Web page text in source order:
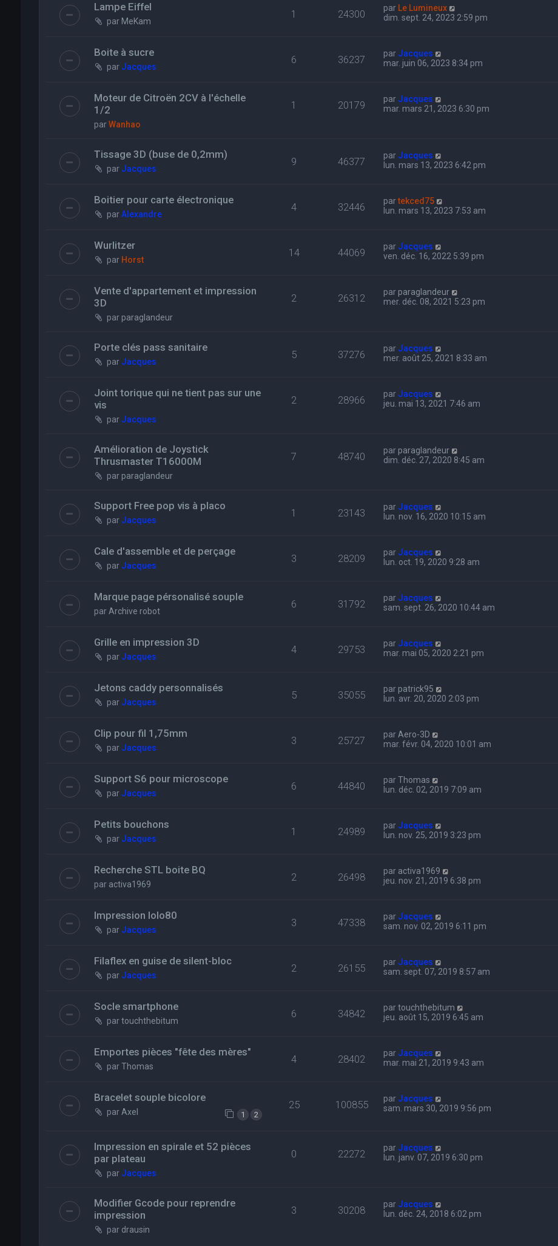
Lampe Eiffel
par MeKam
1 24300 par Le Lumineux
dim. sept. 24, 2023 2:59 pm
Boite à sucre
par Jacques
6 36237 par Jacques
mar. juin 06, 2023 8:34 pm
Moteur de Citroën 2CV à l'échelle
1/2
parWanhao
1 20179 par Jacques
mar. mars 21, 2023 6:30 pm
Tissage 3D (buse de 0,2mm)
par Jacques
9 46377 par Jacques
lun. mars 13, 2023 6:42 pm
Boitier pour carte électronique
parAlexandre
4 32446 partekced75
lun. mars 13, 2023 7:53 am
Wurlitzer
par Horst
14 44069 par Jacques
ven. déc. 16, 2022 5:39 pm
Vente d'appartement et impression
3D
par paraglandeur
2 26312 par paraglandeur
mer. déc. 08, 2021 5:23 pm
Porte clés pass sanitaire
par Jacques
5 37276 par Jacques
mer. août 25, 2021 8:33 am
Joint torique qui ne tient pas sur une
vis
par Jacques
2 28966 par Jacques
jeu. mai 13, 2021 7:46 am
Amélioration de Joystick
Thrusmaster T16000M
par paraglandeur
7 48740 par paraglandeur
dim. déc. 27, 2020 8:45 am
Support Free pop vis à placo
par Jacques
1 23143 par Jacques
lun. nov. 16, 2020 10:15 am
Cale d'assemble et de perçage
par Jacques
3 28209 par Jacques
lun. oct. 19, 2020 9:28 am
Marque page pérsonalisé souple
par Archive robot
6 31792 par Jacques
sam. sept. 26, 2020 10:44 am
Grille en impression 3D
par Jacques
4 29753 par Jacques
mar. mai 05, 2020 2:21 pm
Jetons caddy personnalisés
par Jacques
5 35055 par patrick95
lun. avr. 20, 2020 2:03 pm
Clip pour fil 1,75mm
par Jacques
3 25727 par Aero-3D
mar. févr. 04, 2020 10:01 am
Support S6 pour microscope
par Jacques
6 44840 parThomas
lun. déc. 02, 2019 7:09 am
Petits bouchons
par Jacques
1 24989 par Jacques
lun. nov. 25, 2019 3:23 pm
Recherche STL boite BQ
par activa1969
2 26498 par activa1969
jeu. nov. 21, 2019 6:38 pm
Impression lolo80
par Jacques
3 47338 par Jacques
sam. nov. 02, 2019 6:11 pm
Filaflex en guise de silent-bloc
par Jacques
2 26155 par Jacques
sam. sept. 07, 2019 8:57 am
Socle smartphone
partouchthebitum
6 34842 partouchthebitum
jeu. août 15, 2019 6:45 am
Emportes pièces "fête des mères"
parThomas
4 28402 par Jacques
mar. mai 21, 2019 9:43 am
Bracelet souple bicolore
par Axel 1 2
25 100855 par Jacques
sam. mars 30, 2019 9:56 pm
Impression en spirale et 52 pièces
par plateau
par Jacques
0 22272 par Jacques
lun. janv. 07, 2019 6:30 pm
Modifier Gcode pour reprendre
impression
par drausin
3 30208 par Jacques
lun. déc. 24, 2018 6:02 pm